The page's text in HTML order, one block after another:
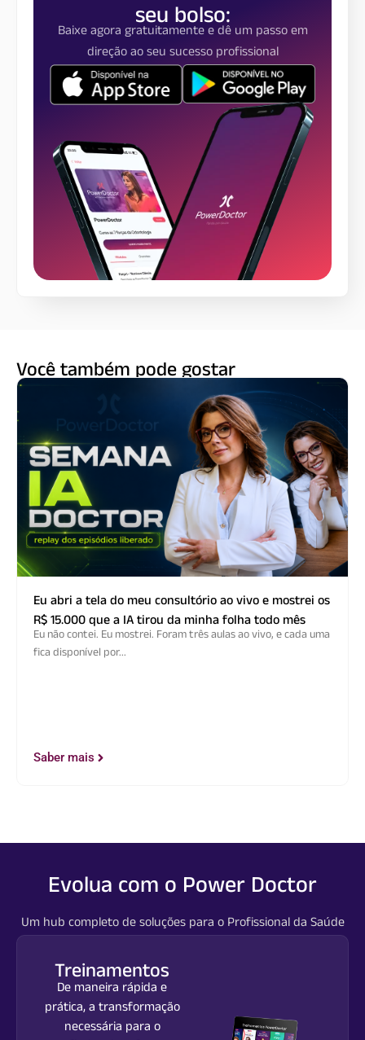
seu bolso:
Baixe agora gratuitamente e dê um passo em
direção ao seu sucesso profissional
Você também pode gostar
Eu abri a tela do meu consultório ao vivo e mostrei os
R$ 15.000 que a IA tirou da minha folha todo mês
Eu não contei. Eu mostrei. Foram três aulas ao vivo, e cada uma
fica disponível por...
Saber mais
Evolua com o Power Doctor
Um hub completo de soluções para o Profissional da Saúde
Treinamentos
De maneira rápida e
prática, a transformação
necessária para o